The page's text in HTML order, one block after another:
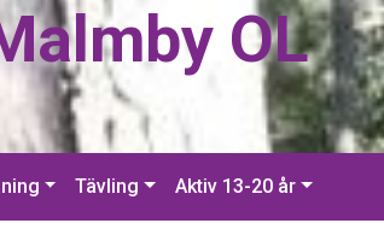
OL
Tävling Aktiv 13-20 år